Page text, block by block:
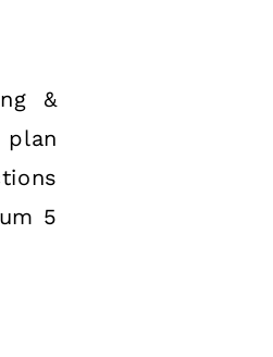
&
plan
5